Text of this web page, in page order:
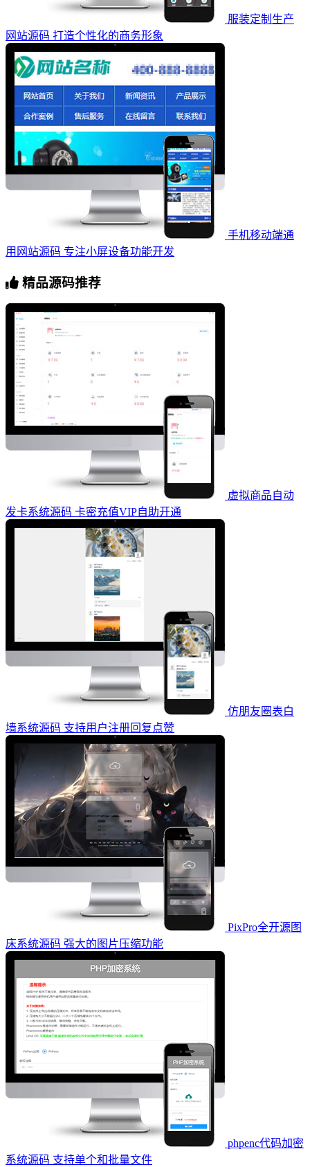
服装定制生产
网站源码 打造个性化的商务形象
手机移动端通
用网站源码 专注小屏设备功能开发
精品源码推荐
虚拟商品自动
发卡系统源码 卡密充值VIP自助开通
仿朋友圈表白
墙系统源码 支持用户注册回复点赞
PixPro全开源图
床系统源码 强大的图片压缩功能
phpenc代码加密
系统源码 支持单个和批量文件